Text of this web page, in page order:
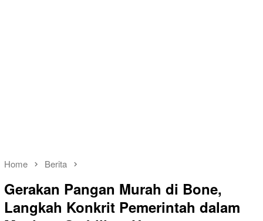
Home Berita
Gerakan Pangan Murah di Bone,
Langkah Konkrit Pemerintah dalam